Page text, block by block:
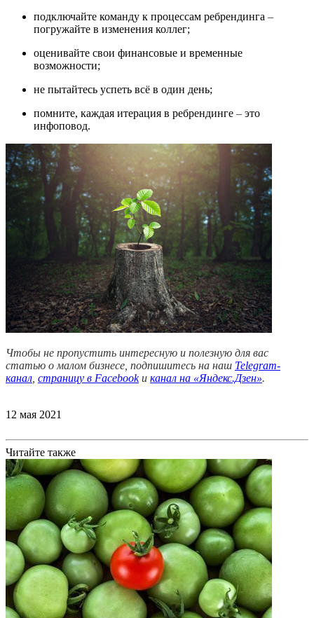
подключайте команду к процессам ребрендинга –
погружайте в изменения коллег;
оценивайте свои финансовые и временные
возможности;
не пытайтесь успеть всё в один день;
помните, каждая итерация в ребрендинге – это
инфоповод.
Чтобы не пропустить интересную и полезную для вас
статью о малом бизнесе, подпишитесь на наш Telegram-
канал страницу в Facebookи канал на «Яндекс.Дзен».
12 мая 2021
Читайте также